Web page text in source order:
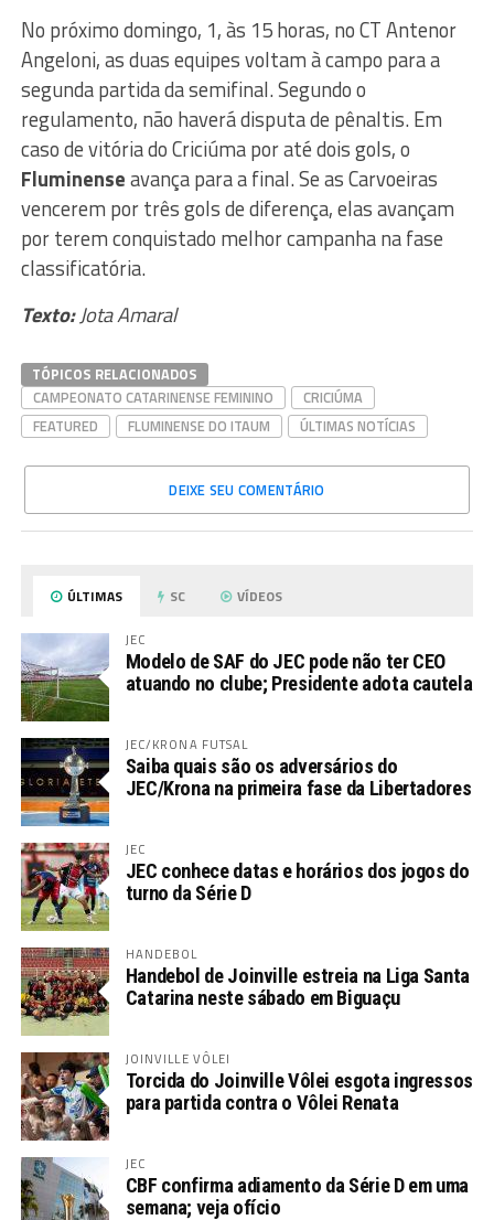
No próximo domingo, 1, às 15 horas, no CT Antenor
Angeloni, as duas equipes voltam à campo para a
segunda partida da semifinal. Segundo o
regulamento, não haverá disputa de pênaltis. Em
caso de vitória do Criciúma por até dois gols, o
Fluminenseavança para a final. Se as Carvoeiras
vencerem por três gols de diferença, elas avançam
por terem conquistado melhor campanha na fase
classificatória.
Texto:Jota Amaral
TÓPICOS RELACIONADOS
CAMPEONATO CATARINENSE FEMININO
CRICIÚMA
FEATURED
FLUMINENSE DO ITAUM ÚLTIMAS NOTÍCIAS
DEIXE SEU COMENTÁRIO
ÚLTIMAS SC VÍDEOS
JEC
Modelo de SAF do JEC pode não ter CEO
atuando no clube; Presidente adota cautela
JEC/KRONA FUTSAL
Saiba quais são os adversários do
JEC/Krona na primeira fase da Libertadores
JEC
JEC conhece datas e horários dos jogos do
turno da Série D
HANDEBOL
Handebol de Joinville estreia na Liga Santa
Catarina neste sábado em Biguaçu
JOINVILLE VÔLEI
Torcida do Joinville Vôlei esgota ingressos
para partida contra o Vôlei Renata
JEC
CBF confirma adiamento da Série D em uma
semana; veja ofício